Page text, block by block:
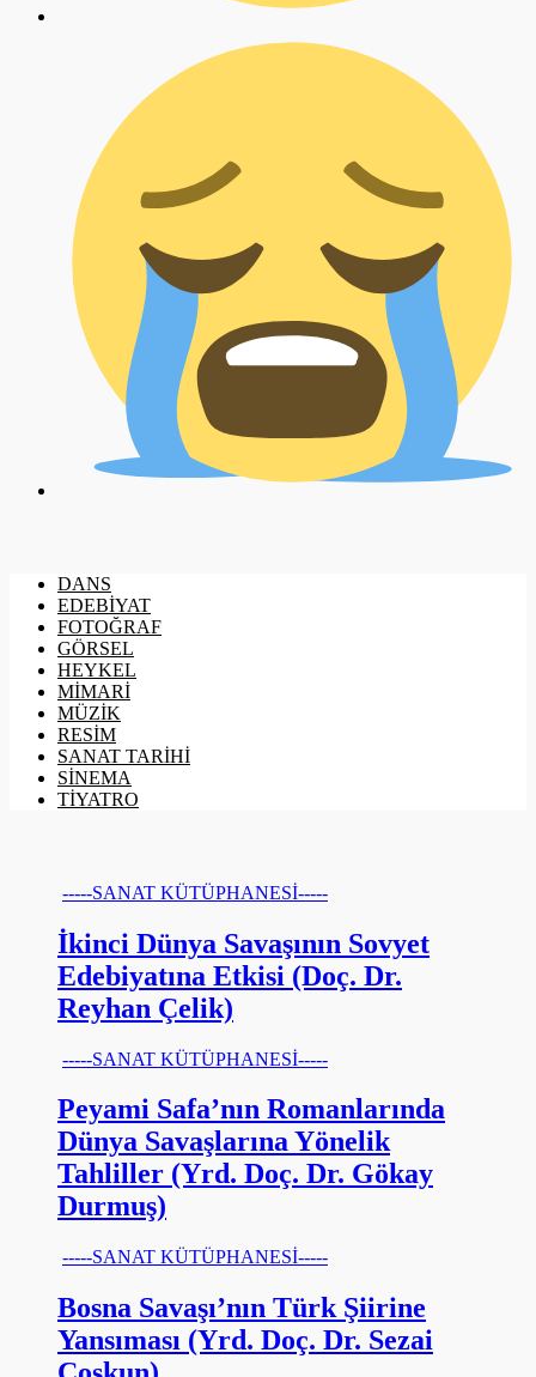
DANS
EDEBİYAT
FOTOĞRAF
GÖRSEL
HEYKEL
MİMARİ
MÜZİK
RESİM
SANAT TARİHİ
SİNEMA
TİYATRO
-----SANAT KÜTÜPHANESİ-----
İkinci Dünya Savaşının Sovyet
Edebiyatına Etkisi (Doç. Dr.
Reyhan Çelik)
-----SANAT KÜTÜPHANESİ-----
Peyami Safa’nın Romanlarında
Dünya Savaşlarına Yönelik
Tahliller (Yrd. Doç. Dr. Gökay
Durmuş)
-----SANAT KÜTÜPHANESİ-----
Bosna Savaşı’nın Türk Şiirine
Yansıması (Yrd. Doç. Dr. Sezai